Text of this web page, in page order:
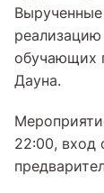
обучающих
Дауна.
22:00, вход